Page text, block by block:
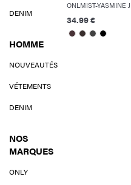
DENIM
HOMME
NOUVEAUTÉS
VÉTEMENTS
DENIM
NOS
MARQUES
ONLY
34.99 €